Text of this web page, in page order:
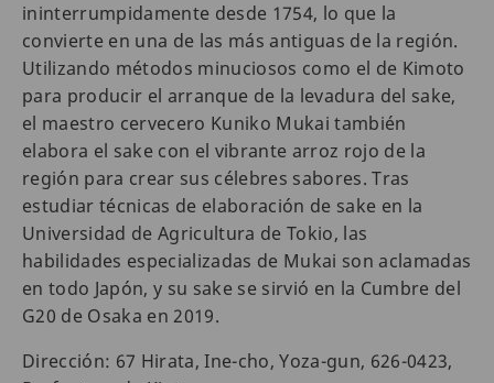
ininterrumpidamente desde 1754, lo que la
convierte en una de las más antiguas de la región.
Utilizando métodos minuciosos como el de Kimoto
para producir el arranque de la levadura del sake,
el maestro cervecero Kuniko Mukai también
elabora el sake con el vibrante arroz rojo de la
región para crear sus célebres sabores. Tras
estudiar técnicas de elaboración de sake en la
Universidad de Agricultura de Tokio, las
habilidades especializadas de Mukai son aclamadas
en todo Japón, y su sake se sirvió en la Cumbre del
G20 de Osaka en 2019.
Dirección: 67 Hirata, Ine-cho, Yoza-gun, 626-0423,